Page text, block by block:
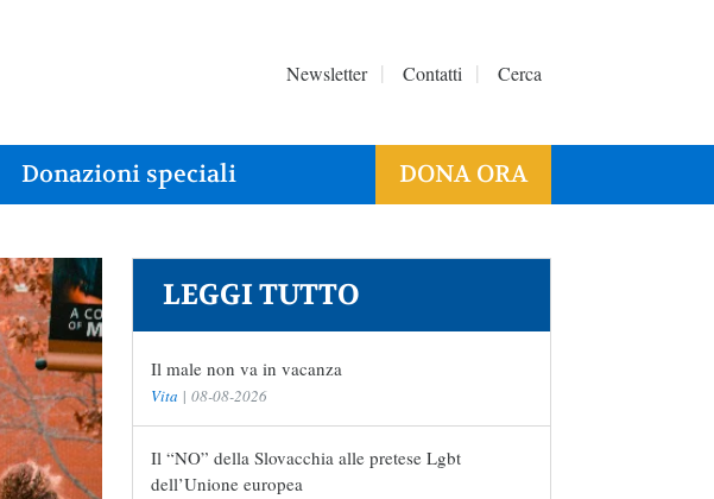
Newsletter Contatti Cerca
Donazioni speciali DONA ORA
LEGGI TUTTO
Il male non va in vacanza
Vita | 08-08-2026
Il “NO” della Slovacchia alle pretese Lgbt
dell’Unione europea